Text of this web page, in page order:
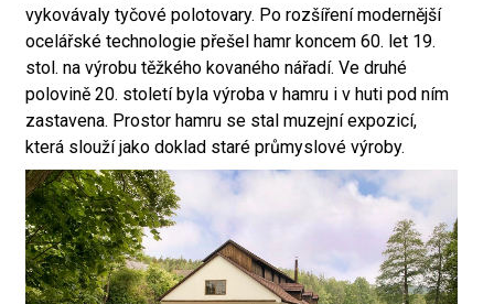
vykovávaly tyčové polotovary. Po rozšíření modernější
ocelářské technologie přešel hamr koncem 60. let 19.
stol. na výrobu těžkého kovaného nářadí. Ve druhé
polovině 20. století byla výroba v hamru i v huti pod ním
zastavena. Prostor hamru se stal muzejní expozicí,
která slouží jako doklad staré průmyslové výroby.